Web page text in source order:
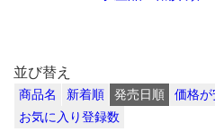
並び替え
商品名 新着順 発売日順 価格が
お気に入り登録数